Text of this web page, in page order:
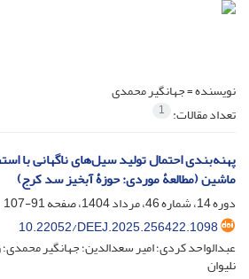
نویسنده =جهانگیر محمدی
تعداد مقالات: 1
پهنه‌بندی احتمال تولید سیل‌های ناگهانی با
ماشین (مطالعۀ موردی: حوزۀ‌ آبخیز سد کرج)
دوره 14، شماره 46، مرداد 1404، صفحه
91-107
‎10.22052/DEEJ.2025.256422.1098
عبدالواحد کردی؛ امیر سعدالدین؛ جهانگیر
نلیوان